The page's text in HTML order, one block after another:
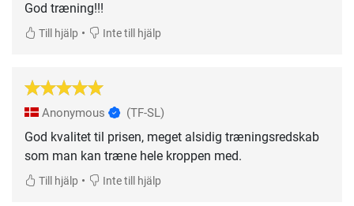
God træning!!!
Till hjälp • Inte till hjälp
Anonymous (TF-SL)
God kvalitet til prisen, meget alsidig træningsredskab
som man kan træne hele kroppen med.
Till hjälp • Inte till hjälp